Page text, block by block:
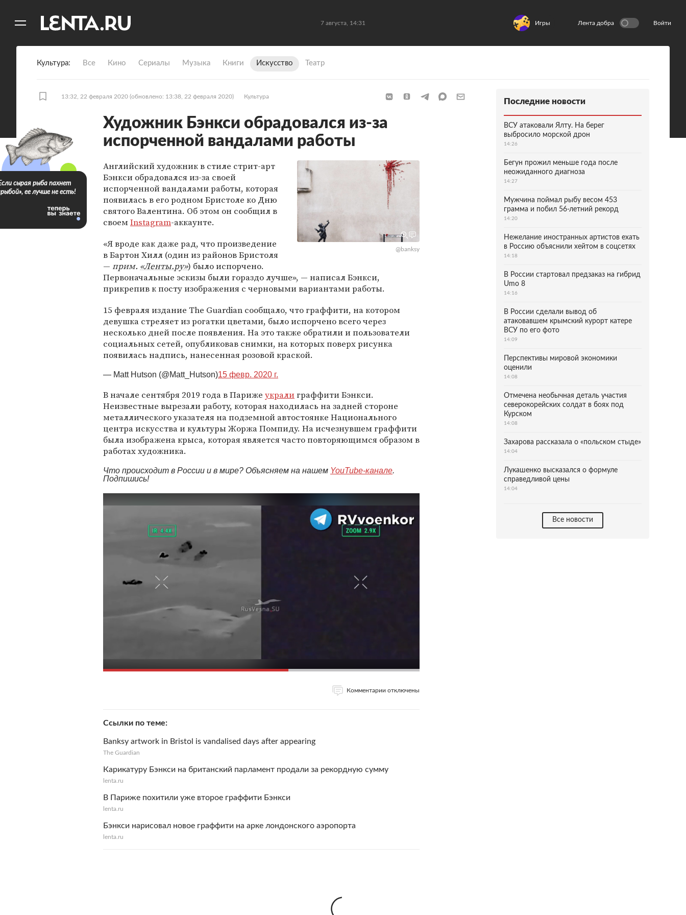
7 августа, 14:31 Игры Лента добра Войти
Культура Все Кино Сериалы Музыка Книги Искусство Театр
13:32, 22 февраля 2020 (обновлено: 13:38, 22 февраля 2020) Культура
Художник Бэнкси обрадовался из-за
испорченной вандалами работы
@banksy
Английский художник в стиле стрит-арт
Бэнкси обрадовался из-за своей
испорченной вандалами работы, которая
появилась в его родном Бристоле ко Дню
святого Валентина. Об этом он сообщил в
своемInstagram-аккаунте.
«Я вроде как даже рад, что произведение
в Бартон Хилл (один из районов Бристоля
— прим. «Ленты.ру») было испорчено.
Первоначальные эскизы были гораздо лучше», — написал Бэнкси,
прикрепив к посту изображения с черновыми вариантами работы.
15 февраля издание The Guardian сообщало, что граффити, на котором
девушка стреляет из рогатки цветами, было испорчено всего через
несколько дней после появления. На это также обратили и пользователи
социальных сетей, опубликовав снимки, на которых поверх рисунка
появилась надпись, нанесенная розовой краской.
— Matt Hutson (@Matt_Hutson)15 февр. 2020 г.
В начале сентября 2019 года в Париже укралиграффити Бэнкси.
Неизвестные вырезали работу, которая находилась на задней стороне
металлического указателя на подземной автостоянке Национального
центра искусства и культуры Жоржа Помпиду. На исчезнувшем граффити
была изображена крыса, которая является часто повторяющимся образом в
работах художника.
Что происходит в России и в мире? Объясняем на нашем YouTube-канале.
Подпишись!
Комментарии отключены
Ссылки по теме
Banksy artwork in Bristol is vandalised days after appearing
The Guardian
Карикатуру Бэнкси на британский парламент продали за рекордную сумму
lenta.ru
В Париже похитили уже второе граффити Бэнкси
lenta.ru
Бэнкси нарисовал новое граффити на арке лондонского аэропорта
lenta.ru
сырая рыба пахнет
ее лучше не есть!
Последние новости
ВСУ атаковали Ялту. На берег
выбросило морской дрон
14:26
Бегун прожил меньше года после
неожиданного диагноза
14:27
Мужчина поймал рыбу весом 453
грамма и побил 56-летний рекорд
14:20
Нежелание иностранных артистов ехать
в Россию объяснили хейтом в соцсетях
14:18
В России стартовал предзаказ на гибрид
Umo 8
14:16
В России сделали вывод об
атаковавшем крымский курорт катере
ВСУ по его фото
14:09
Перспективы мировой экономики
оценили
14:08
Отмечена необычная деталь участия
северокорейских солдат в боях под
Курском
14:08
Захарова рассказала о «польском стыде»
14:04
Лукашенко высказался о формуле
справедливой цены
14:04
Все новости